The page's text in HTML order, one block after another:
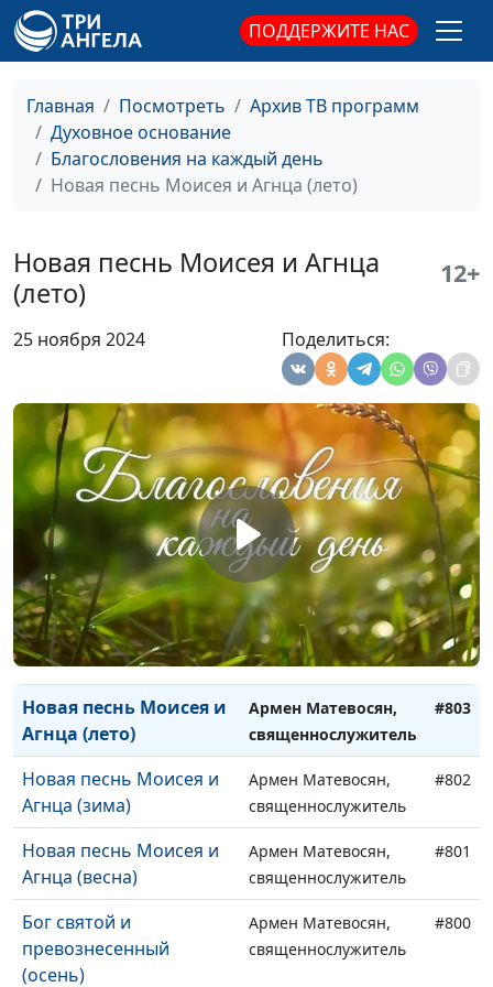
ПОДДЕРЖИТЕ НАС
Главная Посмотреть
Архив ТВ программ
Духовное основание
Благословения на каждый день
Новая песнь Моисея и Агнца (лето)
Новая песнь Моисея и Агнца
(лето)
12+
25 ноября 2024 Поделиться:
Величественное
Армен Матевосян,
священнослужитель
#808
Величественное
поклонение (лето)
Армен Матевосян,
священнослужитель
#807
Величественное
поклонение (зима)
Армен Матевосян,
священнослужитель
#806
Величественное
поклонение (весна)
Армен Матевосян,
священнослужитель
#805
Новая песнь Моисея и
Агнца (осень)
Армен Матевосян,
священнослужитель
#804
Новая песнь Моисея и
Агнца (лето)
Армен Матевосян,
священнослужитель
#803
Новая песнь Моисея и
Агнца (зима)
Армен Матевосян,
священнослужитель
#802
Новая песнь Моисея и
Агнца (весна)
Армен Матевосян,
священнослужитель
#801
Бог святой и
превознесенный
(осень)
Армен Матевосян,
священнослужитель
#800